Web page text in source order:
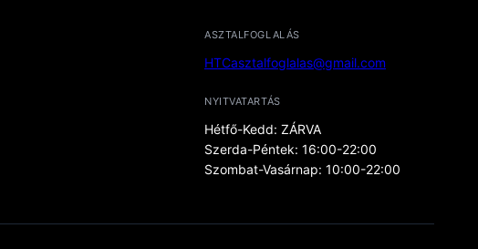
ASZTALFOGLALÁS
HTCasztalfoglalas@gmail.com
NYITVATARTÁS
Hétfő-Kedd: ZÁRVA
Szerda-Péntek: 16:00-22:00
Szombat-Vasárnap: 10:00-22:00